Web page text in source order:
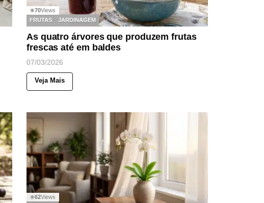
◉70Views
FRUTAS
JARDINAGEM
As quatro árvores que produzem frutas
frescas até em baldes
07/03/2026
Veja Mais
◉62Views